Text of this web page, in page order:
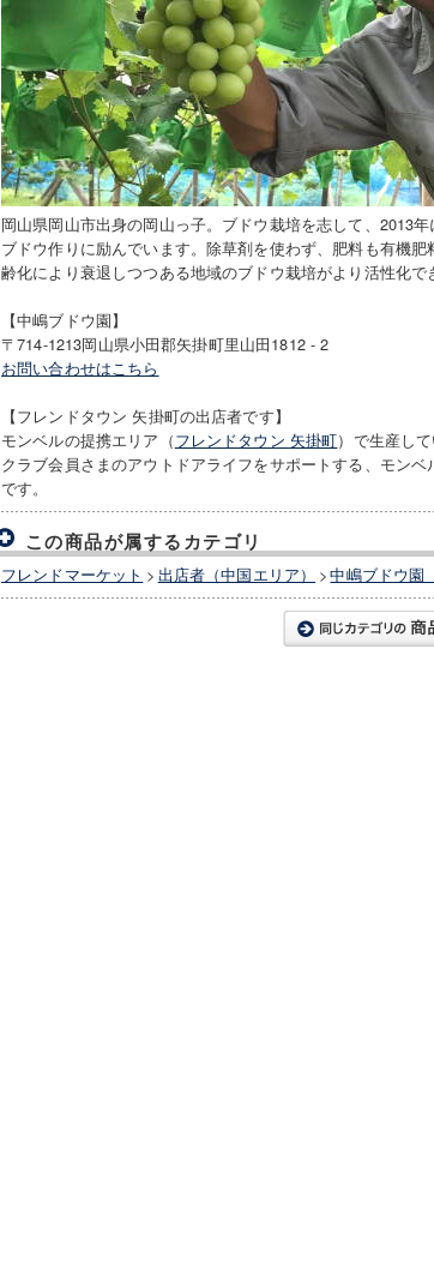
岡山県岡山市出身の岡山っ子。ブドウ栽培を志して、2013
ブドウ作りに励んでいます。除草剤を使わず、肥料も有機
齢化により衰退しつつある地域のブドウ栽培がより活性化で
【中嶋ブドウ園】
〒714-1213岡山県小田郡矢掛町里山田1812 - 2
お問い合わせはこちら
【フレンドタウン 矢掛町の出店者です】
モンベルの提携エリア（フレンドタウン 矢掛町）で生産し
クラブ会員さまのアウトドアライフをサポートする、モン
です。
この商品が属するカテゴリ
フレンドマーケット > 出店者（中国エリア） >中嶋ブドウ園